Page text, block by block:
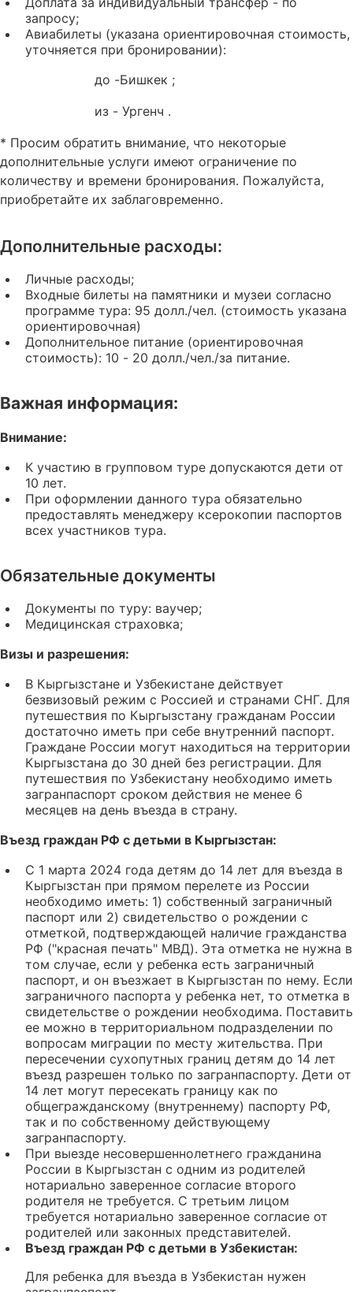
запросу;
Авиабилеты (указана ориентировочная стоимость,
уточняется при бронировании):
до -Бишкек ;
из - Ургенч .
* Просим обратить внимание, что некоторые
дополнительные услуги имеют ограничение по
количеству и времени бронирования. Пожалуйста,
приобретайте их заблаговременно.
Дополнительные расходы:
Личные расходы;
Входные билеты на памятники и музеи согласно
программе тура: 95 долл./чел. (стоимость указана
ориентировочная)
Дополнительное питание (ориентировочная
стоимость): 10 - 20 долл./чел./за питание.
Важная информация:
Внимание:
К участию в групповом туре допускаются дети от
10 лет.
При оформлении данного тура обязательно
предоставлять менеджеру ксерокопии паспортов
всех участников тура.
Обязательные документы
Документы по туру: ваучер;
Медицинская страховка;
Визы и разрешения:
В Кыргызстане и Узбекистане действует
безвизовый режим с Россией и странами СНГ. Для
путешествия по Кыргызстану гражданам России
достаточно иметь при себе внутренний паспорт.
Граждане России могут находиться на территории
Кыргызстана до 30 дней без регистрации. Для
путешествия по Узбекистану необходимо иметь
загранпаспорт сроком действия не менее 6
месяцев на день въезда в страну.
Въезд граждан РФ с детьми в Кыргызстан:
С 1 марта 2024 года детям до 14 лет для въезда в
Кыргызстан при прямом перелете из России
необходимо иметь: 1) собственный заграничный
паспорт или 2) свидетельство о рождении с
отметкой, подтверждающей наличие гражданства
РФ ("красная печать" МВД). Эта отметка не нужна в
том случае, если у ребенка есть заграничный
паспорт, и он въезжает в Кыргызстан по нему. Если
заграничного паспорта у ребенка нет, то отметка в
свидетельстве о рождении необходима. Поставить
ее можно в территориальном подразделении по
вопросам миграции по месту жительства. При
пересечении сухопутных границ детям до 14 лет
въезд разрешен только по загранпаспорту. Дети от
14 лет могут пересекать границу как по
общегражданскому (внутреннему) паспорту РФ,
так и по собственному действующему
загранпаспорту.
При выезде несовершеннолетнего гражданина
России в Кыргызстан с одним из родителей
нотариально заверенное согласие второго
родителя не требуется. С третьим лицом
требуется нотариально заверенное согласие от
родителей или законных представителей.
Въезд граждан РФ с детьми в Узбекистан:
Для ребенка для въезда в Узбекистан нужен